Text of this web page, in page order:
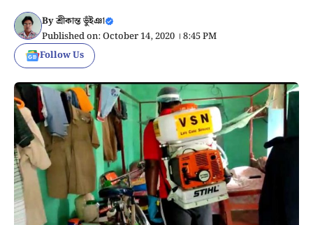
Byশ্রীকান্ত ভুঁইঞা
Published on: October 14, 2020 । 8:45 PM
Follow Us